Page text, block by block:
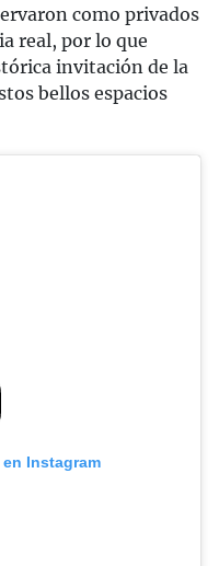
como privados
real, por lo que
invitación de la
bellos espacios
Instagram